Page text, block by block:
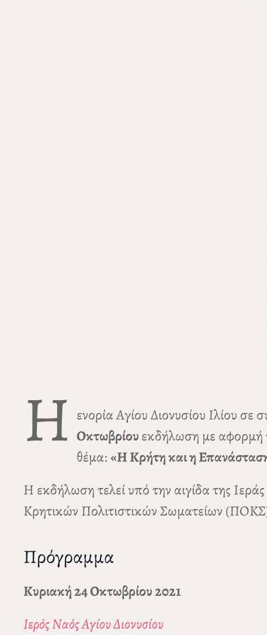
Η ενορία Αγίου Διονυσίου Ιλίου
Οκτωβρίουεκδήλωση με αφορμή
θέμα:«Η Κρήτη και η
Η εκδήλωση τελεί υπό την αιγίδα της
Κρητικών Πολιτιστικών Σωματείων
Πρόγραμμα
Κυριακή 24 Οκτωβρίου 2021
Ιερός Ναός Αγίου Διονυσίου